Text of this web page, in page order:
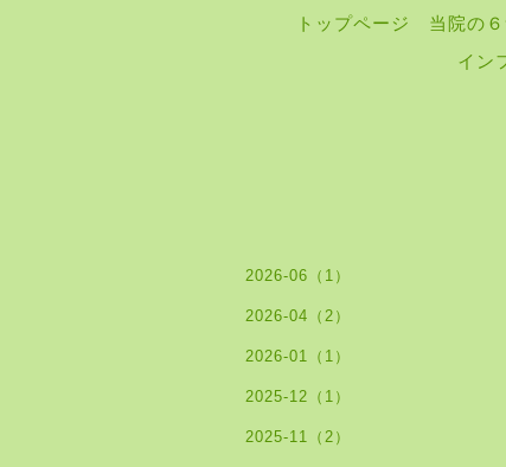
トップページ 当院の
イン
2026-06（1）
2026-04（2）
2026-01（1）
2025-12（1）
2025-11（2）